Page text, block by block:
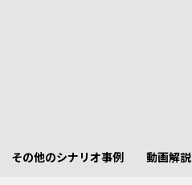
その他のシナリオ事例 動画解説